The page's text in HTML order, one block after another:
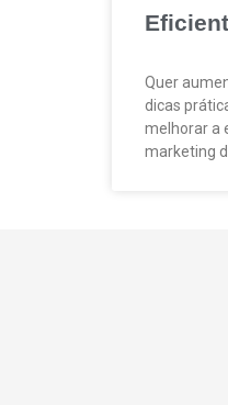
Quer
dicas
melhorar a
marketing